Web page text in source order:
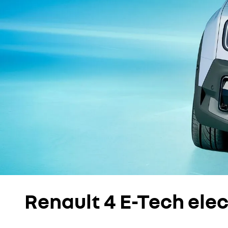
Renault 4 E-Tech